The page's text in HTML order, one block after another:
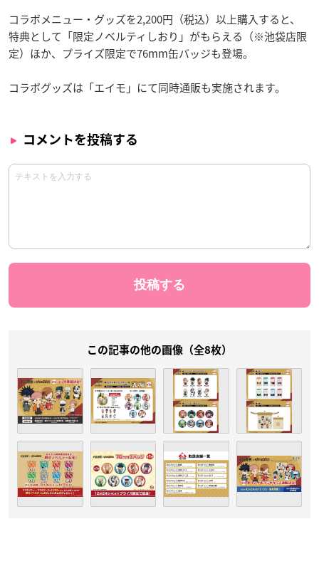
コラボメニュー・グッズを2,200円（税込）以上購入すると、
特典として「限定ノベルティしおり」がもらえる（※池袋店限
定）ほか、プライズ限定で76mm缶バッジも登場。
コラボグッズは「エイモ」にて同時通販も実施されます。
コメントを投稿する
この記事の他の画像（全8枚）